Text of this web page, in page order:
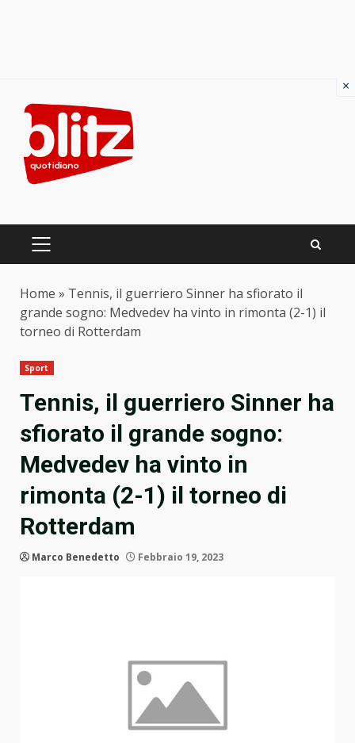
content
PRIMARY
Home » Tennis, il guerriero Sinner ha sfiorato il
grande sogno: Medvedev ha vinto in rimonta (2-1) il
torneo di Rotterdam
Sport
Tennis, il guerriero Sinner ha
sfiorato il grande sogno:
Medvedev ha vinto in
rimonta (2-1) il torneo di
Rotterdam
Marco Benedetto Febbraio 19, 2023
×